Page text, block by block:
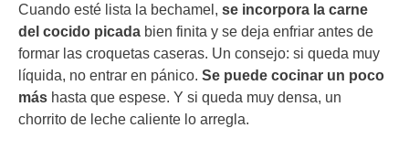
Cuando esté lista la bechamel, se incorpora la carne
del cocido picada bien finita y se deja enfriar antes de
formar las croquetas caseras. Un consejo: si queda muy
líquida, no entrar en pánico. Se puede cocinar un poco
más hasta que espese. Y si queda muy densa, un
chorrito de leche caliente lo arregla.